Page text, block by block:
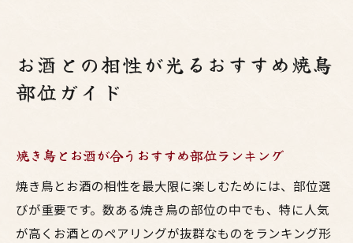
お酒との相性が光るおすすめ焼鳥
部位ガイド
焼き鳥とお酒が合うおすすめ部位ランキング
焼き鳥とお酒の相性を最大限に楽しむためには、部位選
びが重要です。数ある焼き鳥の部位の中でも、特に人気
が高くお酒とのペアリングが抜群なものをランキング形